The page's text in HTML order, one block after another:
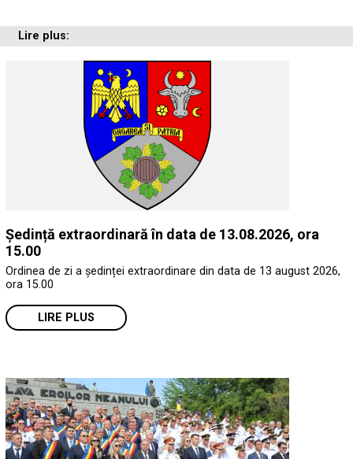
Lire plus:
Ședință extraordinară în data de 13.08.2026, ora
15.00
Ordinea de zi a ședinței extraordinare din data de 13 august 2026,
ora 15.00
LIRE PLUS